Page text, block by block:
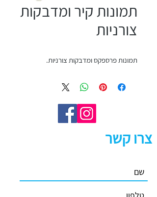
תמונות קיר ומדבקות
צורניות
תמונות פרספקס ומדבקות צורניות.
צרו קשר